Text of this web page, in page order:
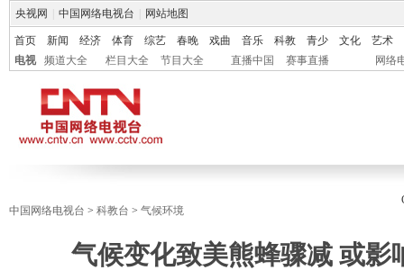
央视网 中国网络电视台 网站地图
首页 新闻 经济 体育 综艺 春晚 戏曲 音乐 科教 青少 文化
艺术
电视
频道大全 栏目大全 节目大全 直播中国 赛事直播 网络
中国网络电视台 > 科教台 > 气候环境
气候变化致美熊蜂骤减 或影